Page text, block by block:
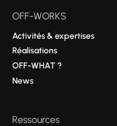
OFF-WORKS
Activités & expertises
Réalisations
OFF-WHAT ?
News
Ressources